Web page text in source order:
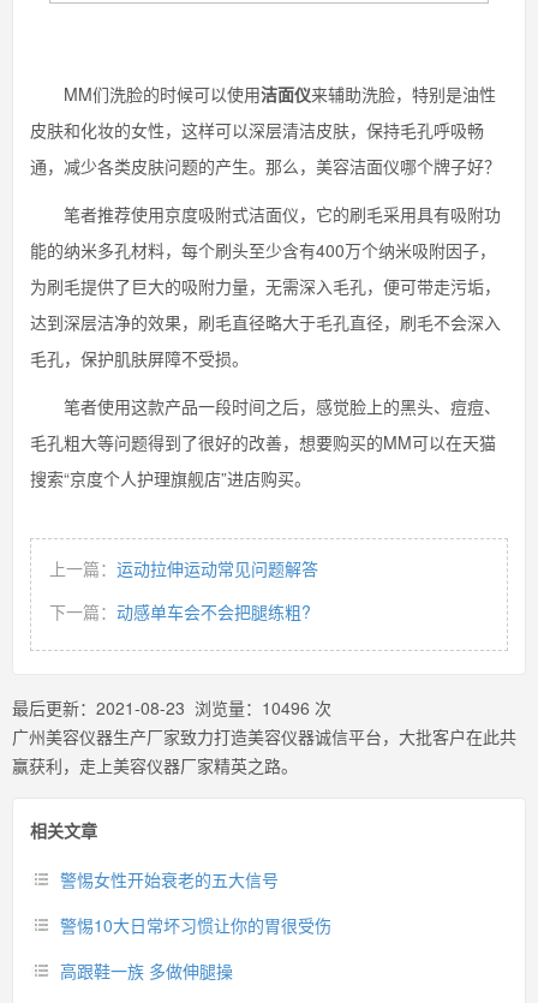
MM们洗脸的时候可以使用洁面仪来辅助洗脸，特别是油性
皮肤和化妆的女性，这样可以深层清洁皮肤，保持毛孔呼吸畅
通，减少各类皮肤问题的产生。那么，美容洁面仪哪个牌子好？
笔者推荐使用京度吸附式洁面仪，它的刷毛采用具有吸附功
能的纳米多孔材料，每个刷头至少含有400万个纳米吸附因子，
为刷毛提供了巨大的吸附力量，无需深入毛孔，便可带走污垢，
达到深层洁净的效果，刷毛直径略大于毛孔直径，刷毛不会深入
毛孔，保护肌肤屏障不受损。
笔者使用这款产品一段时间之后，感觉脸上的黑头、痘痘、
毛孔粗大等问题得到了很好的改善，想要购买的MM可以在天猫
搜索“京度个人护理旗舰店”进店购买。
上一篇： 运动拉伸运动常见问题解答
下一篇： 动感单车会不会把腿练粗?
最后更新： 2021-08-23 浏览量： 10496 次
广州美容仪器生产厂家致力打造美容仪器诚信平台，大批客户在此共
赢获利，走上美容仪器厂家精英之路。
相关文章
警惕女性开始衰老的五大信号
警惕10大日常坏习惯让你的胃很受伤
高跟鞋一族 多做伸腿操